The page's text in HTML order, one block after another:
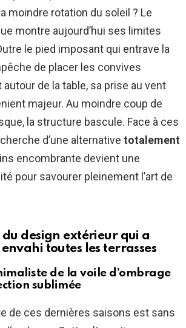
moindre rotation du soleil ? Le
montre aujourd’hui ses limites
le pied imposant qui entrave la
de placer les convives
de la table, sa prise au vent
majeur. Au moindre coup de
la structure bascule. Face à ces
d’une alternative totalement
encombrante devient une
pour savourer pleinement l’art de
design extérieur qui a
toutes les terrasses
de la voile d’ombrage
sublimée
de ces dernières saisons est sans